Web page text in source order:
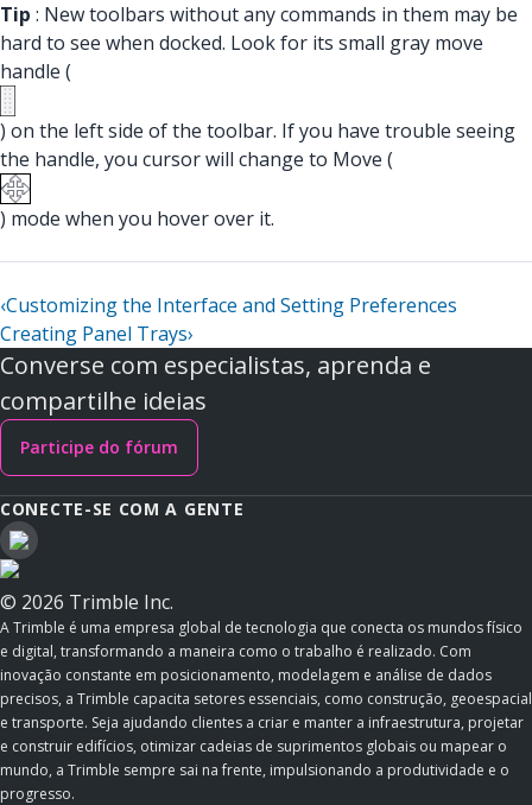
Tip : New toolbars without any commands in them may be
hard to see when docked. Look for its small gray move
handle (
) on the left side of the toolbar. If you have trouble seeing
the handle, you cursor will change to Move (
) mode when you hover over it.
‹Customizing the Interface and Setting Preferences
Creating Panel Trays›
Converse com especialistas, aprenda e
compartilhe ideias
Participe do fórum
CONECTE-SE COM A GENTE
© 2026 Trimble Inc.
A Trimble é uma empresa global de tecnologia que conecta os mundos físico
e digital, transformando a maneira como o trabalho é realizado. Com
inovação constante em posicionamento, modelagem e análise de dados
precisos, a Trimble capacita setores essenciais, como construção, geoespacial
e transporte. Seja ajudando clientes a criar e manter a infraestrutura, projetar
e construir edifícios, otimizar cadeias de suprimentos globais ou mapear o
mundo, a Trimble sempre sai na frente, impulsionando a produtividade e o
progresso.